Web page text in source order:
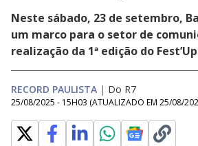
Neste sábado, 23 de setembro,
um marco para o setor de
realização da 1ª edição do
RECORD PAULISTA | Do R7
25/08/2025 - 15H03 (ATUALIZADO EM 25/08/